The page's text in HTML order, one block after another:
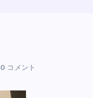
0 コメント